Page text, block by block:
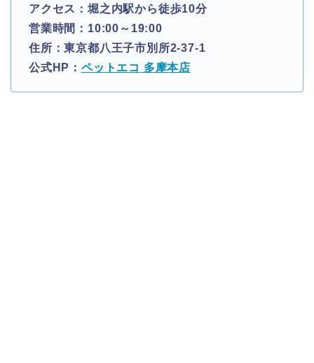
アクセス：堀之内駅から徒歩10分
営業時間：10:00～19:00
住所：東京都八王子市別所2-37-1
公式HP： ペットエコ 多摩本店